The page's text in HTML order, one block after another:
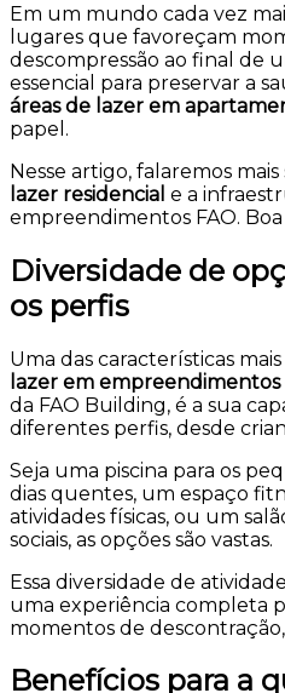
Em um mundo cada vez
lugares que favoreçam
descompressão ao final de
essencial para preservar a
áreas de lazer em
papel.
Nesse artigo, falaremos
lazer residencial e a
empreendimentos FAO.
Diversidade de
os perfis
Uma das características
lazer em
da FAO Building, é a sua
diferentes perfis, desde
Seja uma piscina para os
dias quentes, um espaço
atividades físicas, ou um
sociais, as opções são vastas.
Essa diversidade de
uma experiência completa
momentos de descontração,
Benefícios para a